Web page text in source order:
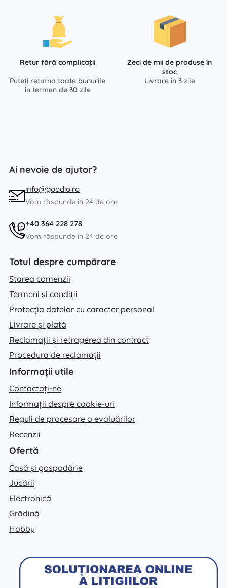
Retur fără complicații
Puteți returna toate bunurile
în termen de 30 zile
Zeci de mii de produse în
stoc
Livrare în 3 zile
Ai nevoie de ajutor?
info@goodio.ro
Vom răspunde în 24 de ore
+40 364 228 278
Vom răspunde în 24 de ore
Totul despre cumpărare
Starea comenzii
Termeni și condiții
Protecția datelor cu caracter personal
Livrare și plată
Reclamații și retragerea din contract
Procedura de reclamații
Informații utile
Contactați-ne
Informații despre cookie-uri
Reguli de procesare a evaluărilor
Recenzii
Ofertă
Casă și gospodărie
Jucării
Electronică
Grădină
Hobby